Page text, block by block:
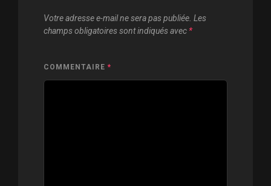
Votre adresse e-mail ne sera pas publiée. Les
champs obligatoires sont indiqués avec *
COMMENTAIRE *